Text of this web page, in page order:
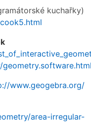
kuchařky)
www.geogebra.org/
area-irregular-